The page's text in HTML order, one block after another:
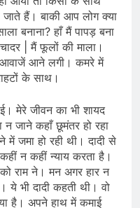
जाते हैं। बाकी आप लोग क्‍या
बनाना? हाँ मैं पापड़ बना
| मैं फूलों की माला।
आवाजें आने लगी। कमरे में
के साथ।
मेरे जीवन का भी शायद
जाने कहाँ छूमंतर हो रहा
जमा हो रही थी। दादी से
न कहीं न्याय करता है।
राम ने। मन अगर हार न
ये भी दादी कहती थी। वो
है। अपने हाथ में कमाई